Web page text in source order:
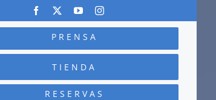
PRENSA
TIENDA
RESERVAS